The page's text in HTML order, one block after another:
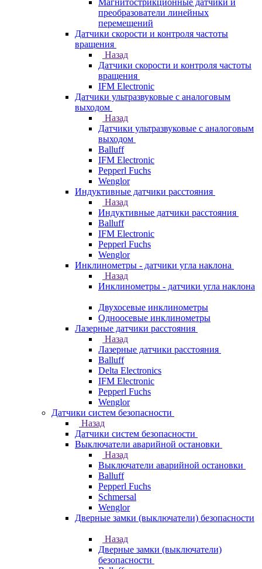
Магнитострикционные датчики и
преобразователи линейных
перемещений
Датчики скорости и контроля частоты
вращения
Назад
Датчики скорости и контроля частоты
вращения
IFM Electronic
Датчики ультразвуковые с аналоговым
выходом
Назад
Датчики ультразвуковые с аналоговым
выходом
Balluff
IFM Electronic
Pepperl Fuchs
Wenglor
Индуктивные датчики расстояния
Назад
Индуктивные датчики расстояния
Balluff
IFM Electronic
Pepperl Fuchs
Wenglor
Инклинометры - датчики угла наклона
Назад
Инклинометры - датчики угла наклона
Двухосевые инклинометры
Одноосевые инклинометры
Лазерные датчики расстояния
Назад
Лазерные датчики расстояния
Balluff
Delta Electronics
IFM Electronic
Pepperl Fuchs
Wenglor
Датчики систем безопасности
Назад
Датчики систем безопасности
Выключатели аварийной остановки
Назад
Выключатели аварийной остановки
Balluff
Pepperl Fuchs
Schmersal
Wenglor
Дверные замки (выключатели) безопасности
Назад
Дверные замки (выключатели)
безопасности